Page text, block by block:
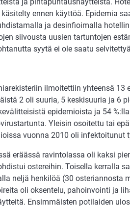
ennen käyttöä. Epidemia
ja desinfioimalla
siivousta uusien tartuntojen
syytä ei ole saatu
ilmoitettiin yhteensä 13
2 oli suuria, 5 keskisuuria ja 6
epidemioista ja 54
Yleisin osoitettu tai
vuonna 2010 oli infektoitunut
eräässä ravintolassa oli kaksi
ostereihin. Toisella kerralla
neljä henkilöä (30 osteriannosta
oli oksentelu, pahoinvointi ja
Ensimmäisten potilaiden